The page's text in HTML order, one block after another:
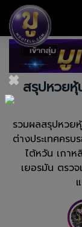
สรุปหวย
รวมผลสรุปหวย
ต่างประเทศคร
ไต้หวัน เกา
เยอรมัน ตรว
×